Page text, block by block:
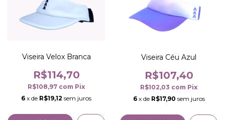
Viseira Velox Branca
R$114,70
R$108,97 com Pix
6 x de R$19,12 sem juros
Viseira Céu Azul
R$107,40
R$102,03 com Pix
6 x de R$17,90 sem juros